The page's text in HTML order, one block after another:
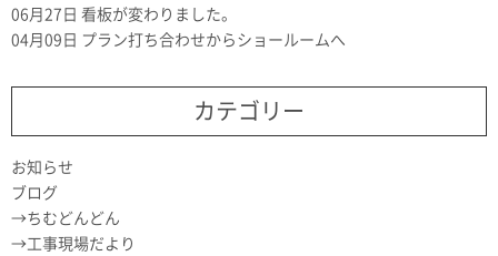
06月27日 看板が変わりました。
04月09日 プラン打ち合わせからショールームへ
カテゴリー
お知らせ
ブログ
ちむどんどん
工事現場だより